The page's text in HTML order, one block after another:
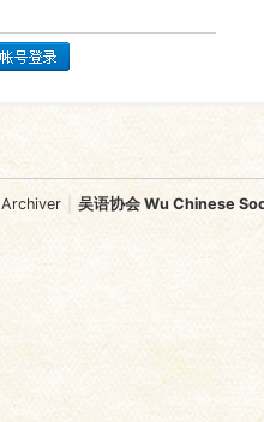
Archiver 吴语协会 Wu Chinese